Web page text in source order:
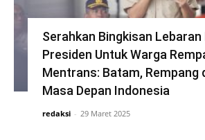
Serahkan Bingkisan Lebaran
Presiden Untuk Warga
Mentrans: Batam, Rempang
Masa Depan Indonesia
redaksi - 29 Maret 2025